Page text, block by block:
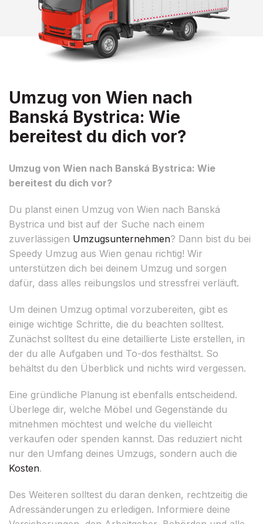
Umzug von Wien nach
Banská Bystrica: Wie
bereitest du dich vor?
Umzug von Wien nach Banská Bystrica: Wie
bereitest du dich vor?
Du planst einen Umzug von Wien nach Banská
Bystrica und bist auf der Suche nach einem
zuverlässigen Umzugsunternehmen? Dann bist du bei
Speedy Umzug aus Wien genau richtig! Wir
unterstützen dich bei deinem Umzug und sorgen
dafür, dass alles reibungslos und stressfrei verläuft.
Um deinen Umzug optimal vorzubereiten, gibt es
einige wichtige Schritte, die du beachten solltest.
Zunächst solltest du eine detaillierte Liste erstellen, in
der du alle Aufgaben und To-dos festhältst. So
behältst du den Überblick und nichts wird vergessen.
Eine gründliche Planung ist ebenfalls entscheidend.
Überlege dir, welche Möbel und Gegenstände du
mitnehmen möchtest und welche du vielleicht
verkaufen oder spenden kannst. Das reduziert nicht
nur den Umfang deines Umzugs, sondern auch die
Kosten.
Des Weiteren solltest du daran denken, rechtzeitig die
Adressänderungen zu erledigen. Informiere deine